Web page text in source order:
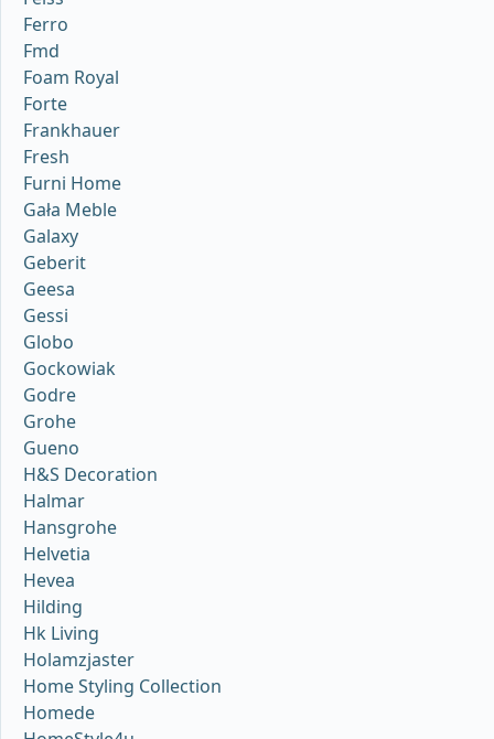
Ferro
Fmd
Foam Royal
Forte
Frankhauer
Fresh
Furni Home
Gała Meble
Galaxy
Geberit
Geesa
Gessi
Globo
Gockowiak
Godre
Grohe
Gueno
H&S Decoration
Halmar
Hansgrohe
Helvetia
Hevea
Hilding
Hk Living
Holamzjaster
Home Styling Collection
Homede